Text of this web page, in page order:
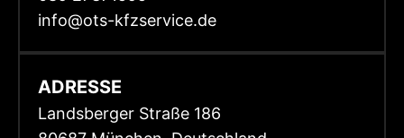
info@ots-kfzservice.de
ADRESSE
Landsberger Straße 186